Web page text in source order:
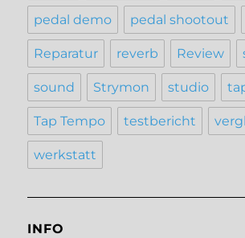
pedal demo pedal shootout
Reparatur reverb Review
sound Strymon studio
Tap Tempo testbericht
werkstatt
INFO